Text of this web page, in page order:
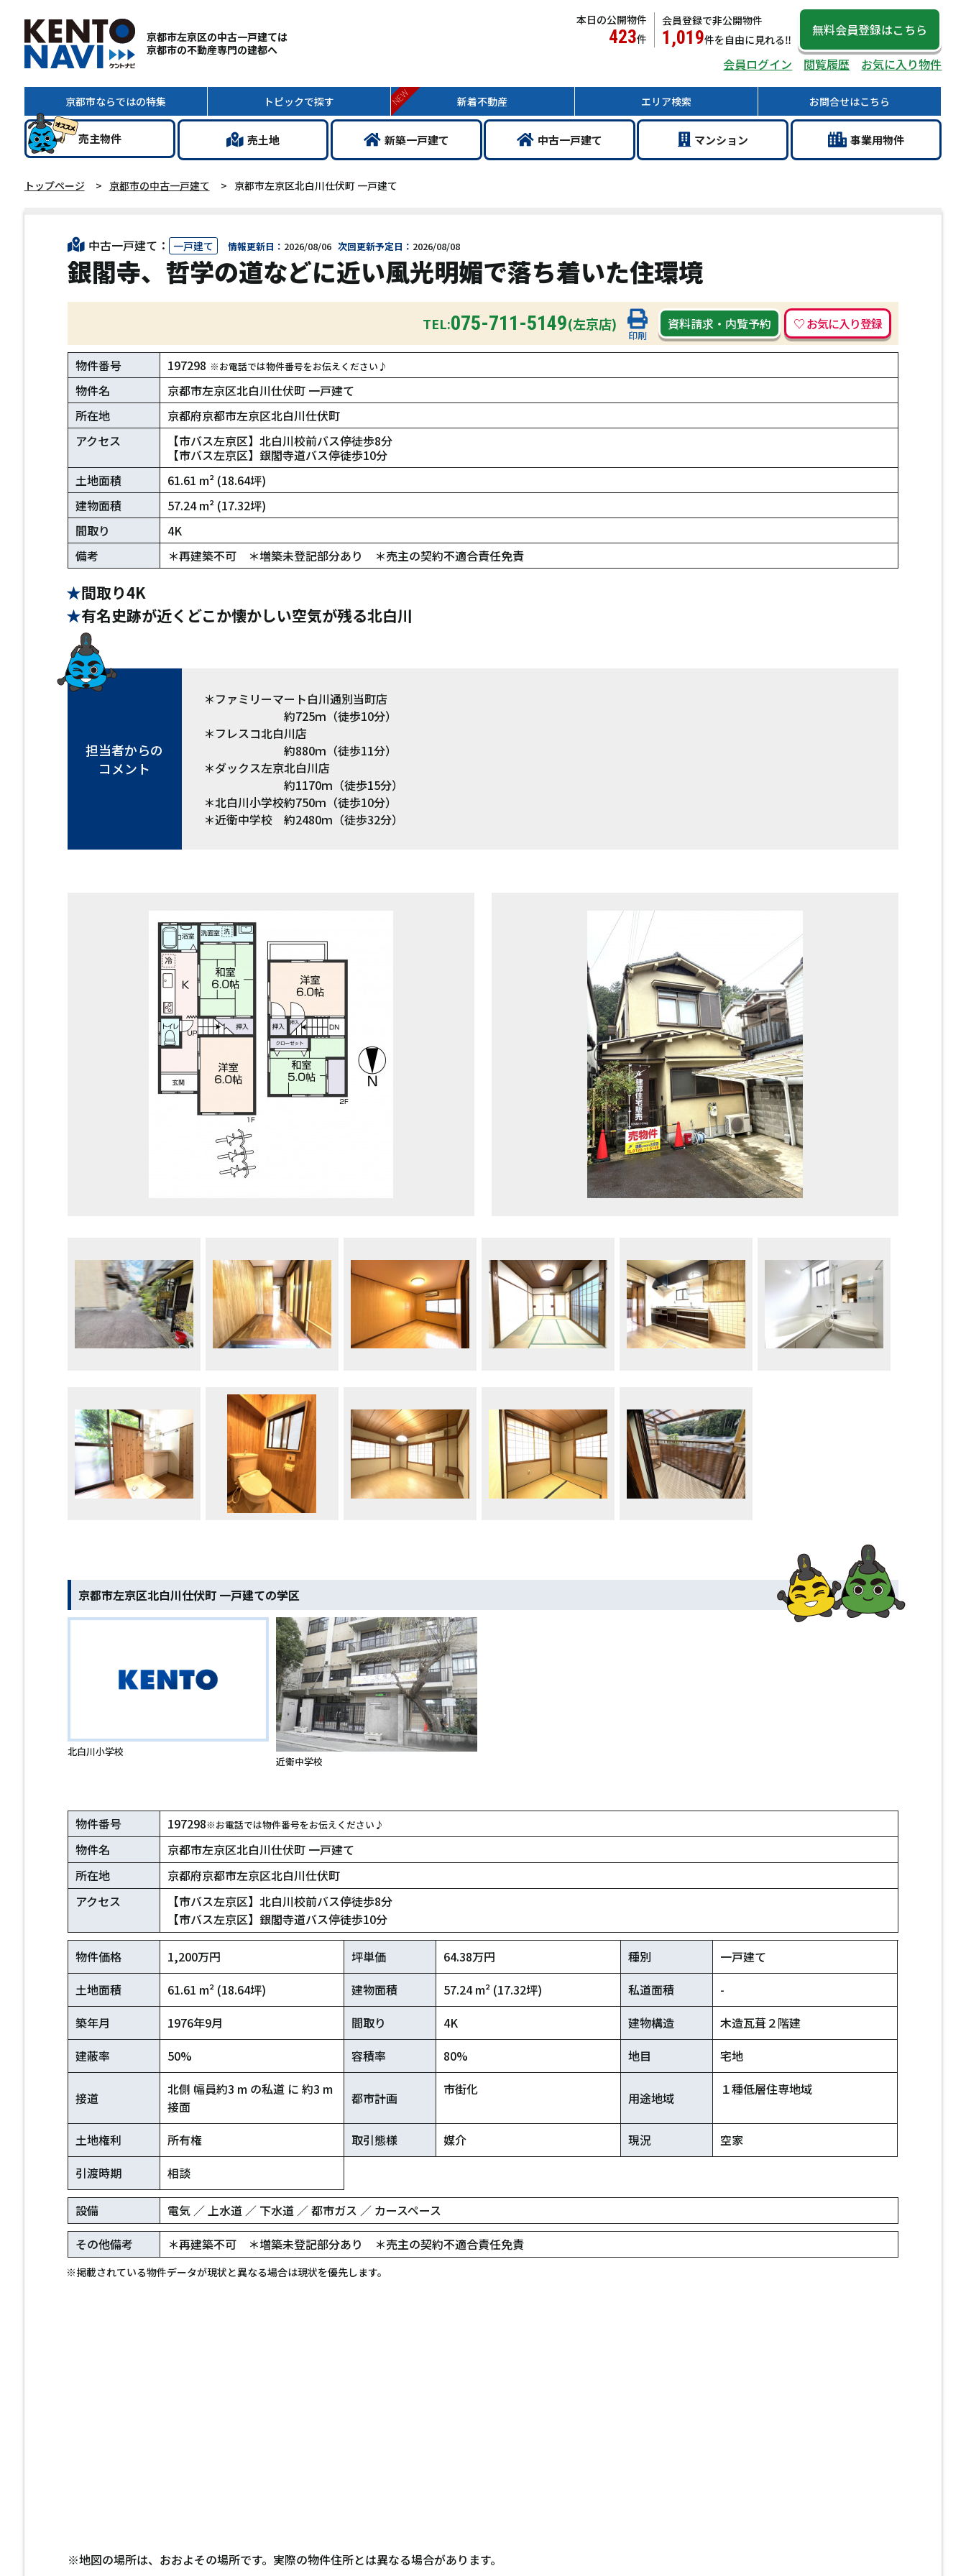
京都市左京区の中古一戸建ては
京都市の不動産専門の建都へ
本日の公開物件
423件
会員登録で非公開物件
1,019件を自由に見れる‼
無料会員登録はこちら
会員ログイン
閲覧履歴 お気に入り物件
京都市ならではの特集 トピックで探す 新着不動産
NEW エリア検索 お問合せはこちら
売主物件 売土地 新築一戸建て 中古一戸建て マンション 事業用物件
トップページ 京都市の中古一戸建て 京都市左京区北白川仕伏町 一戸建て
中古一戸建て： 一戸建て 情報更新日： 2026/08/06 次回更新予定日： 2026/08/08
銀閣寺、哲学の道などに近い風光明媚で落ち着いた住環境
TEL:075-711-5149(左京店)
印刷
資料請求 ・ 内覧予約
物件番号 197298 ※お電話では物件番号をお伝えください♪
物件名
京都市左京区北白川仕伏町 一戸建て
所在地
京都府京都市左京区北白川仕伏町
アクセス
【市バス左京区】北白川校前バス停徒歩8分
【市バス左京区】銀閣寺道バス停徒歩10分
土地面積
61.61 m² (18.64坪)
建物面積
57.24 m² (17.32坪)
間取り
4K
備考
＊再建築不可 ＊増築未登記部分あり ＊売主の契約不適合責任免責
間取り4K
有名史跡が近くどこか懐かしい空気が残る北白川
担当者からの
コメント
＊ファミリーマート白川通別当町店
約725ｍ（徒歩10分）
＊フレスコ北白川店
約880ｍ（徒歩11分）
＊ダックス左京北白川店
約1170ｍ（徒歩15分）
＊北白川小学校約750ｍ（徒歩10分）
＊近衛中学校 約2480ｍ（徒歩32分）
京都市左京区北白川仕伏町 一戸建ての学区
北白川小学校
近衛中学校
物件番号 197298※お電話では物件番号をお伝えください♪
物件名
京都市左京区北白川仕伏町 一戸建て
所在地
京都府京都市左京区北白川仕伏町
アクセス
【市バス左京区】北白川校前バス停徒歩8分
【市バス左京区】銀閣寺道バス停徒歩10分
物件価格 1,200万円 坪単価 64.38万円 種別
一戸建て
土地面積
61.61 m² (18.64坪) 建物面積 57.24 m² (17.32坪) 私道面積
-
築年月
1976年9月 間取り 4K 建物構造
木造瓦葺２階建
建蔽率
50% 容積率 80% 地目 宅地
接道
北側 幅員約3 m の私道 に 約3 m
接面
都市計画
市街化
用途地域
１種低層住専地域
土地権利 所有権 取引態様 媒介 現況
空家
引渡時期
相談
設備
電気 ／ 上水道 ／ 下水道 ／ 都市ガス ／ カースペース
その他備考
＊再建築不可 ＊増築未登記部分あり ＊売主の契約不適合責任免責
※掲載されている物件データが現状と異なる場合は現状を優先します。
※地図の場所は、おおよその場所です。実際の物件住所とは異なる場合があります。